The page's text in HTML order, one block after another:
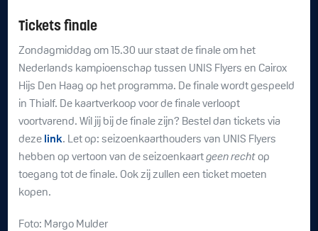
Tickets finale
Zondagmiddag om 15.30 uur staat de finale om het
Nederlands kampioenschap tussen UNIS Flyers en Cairox
Hijs Den Haag op het programma. De finale wordt gespeeld
in Thialf. De kaartverkoop voor de finale verloopt
voortvarend. Wil jij bij de finale zijn? Bestel dan tickets via
deze link. Let op: seizoenkaarthouders van UNIS Flyers
hebben op vertoon van de seizoenkaartgeen rechtop
toegang tot de finale. Ook zij zullen een ticket moeten
kopen.
Foto: Margo Mulder